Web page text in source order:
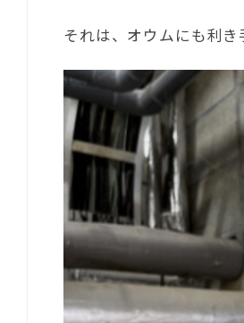
それは、オウムにも利